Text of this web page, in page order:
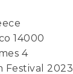
14000
4
Festival 2023